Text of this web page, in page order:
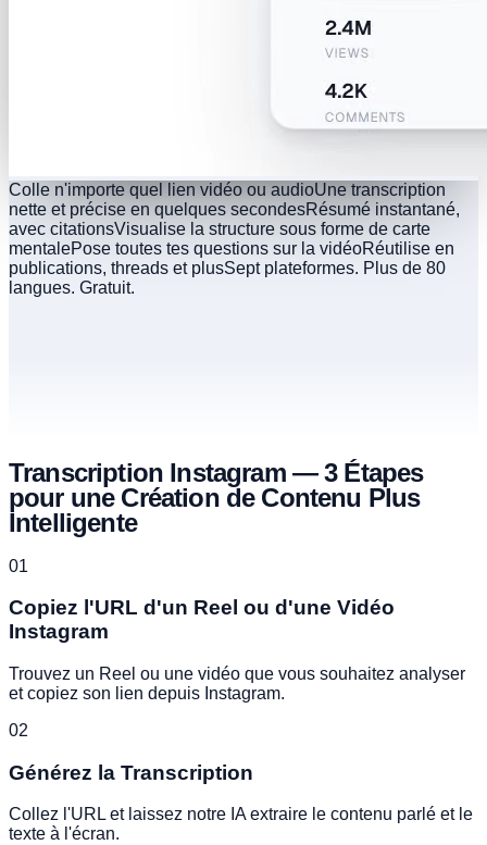
Colle n'importe quel lien vidéo ou audioUne transcription
nette et précise en quelques secondesRésumé instantané,
avec citationsVisualise la structure sous forme de carte
mentalePose toutes tes questions sur la vidéoRéutilise en
publications, threads et plusSept plateformes. Plus de 80
langues. Gratuit.
Transcription Instagram — 3 Étapes
pour une Création de Contenu Plus
Intelligente
01
Copiez l'URL d'un Reel ou d'une Vidéo
Instagram
Trouvez un Reel ou une vidéo que vous souhaitez analyser
et copiez son lien depuis Instagram.
02
Générez la Transcription
Collez l'URL et laissez notre IA extraire le contenu parlé et le
texte à l'écran.